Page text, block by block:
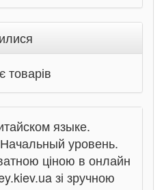
товарів
языке.
уровень.
ціною в онлайн
зі зручною